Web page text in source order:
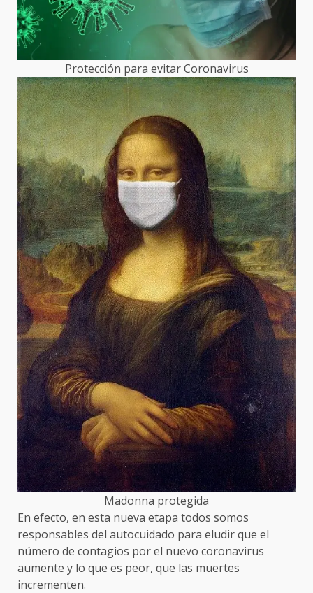
Protección para evitar Coronavirus
Madonna protegida
En efecto, en esta nueva etapa todos somos
responsables del autocuidado para eludir que el
número de contagios por el nuevo coronavirus
aumente y lo que es peor, que las muertes
incrementen.